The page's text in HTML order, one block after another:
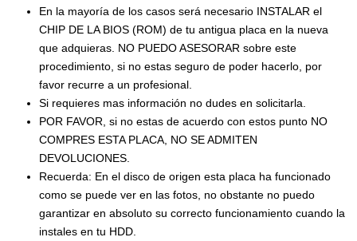
En la mayoría de los casos será necesario INSTALAR el
CHIP DE LA BIOS (ROM) de tu antigua placa en la nueva
que adquieras. NO PUEDO ASESORAR sobre este
procedimiento, si no estas seguro de poder hacerlo, por
favor recurre a un profesional.
Si requieres mas información no dudes en solicitarla.
POR FAVOR, si no estas de acuerdo con estos punto NO
COMPRES ESTA PLACA, NO SE ADMITEN
DEVOLUCIONES.
Recuerda: En el disco de origen esta placa ha funcionado
como se puede ver en las fotos, no obstante no puedo
garantizar en absoluto su correcto funcionamiento cuando la
instales en tu HDD.